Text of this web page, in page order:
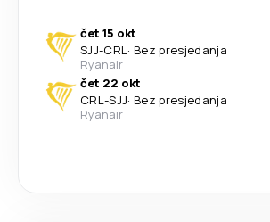
čet 15 okt
SJJ-CRL· Bez presjedanja
Ryanair
čet 22 okt
CRL-SJJ· Bez presjedanja
Ryanair